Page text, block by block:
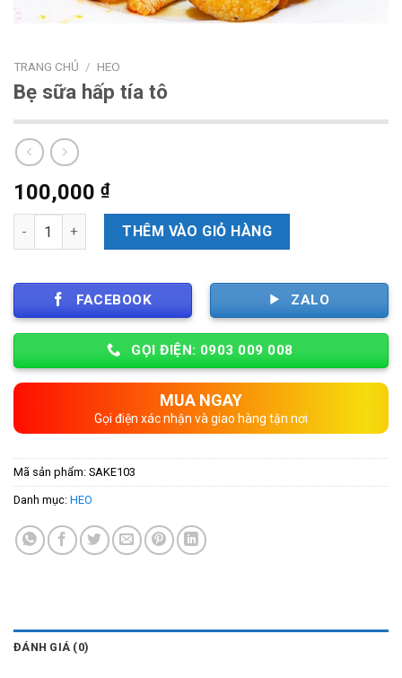
TRANG CHỦ / HEO
Bẹ sữa hấp tía tô
100,000 ₫
Số lượng THÊM VÀO GIỎ HÀNG
FACEBOOK ZALO
GỌI ĐIỆN: 0903 009 008
MUA NGAY
Gọi điện xác nhận và giao hàng tận nơi
Mã sản phẩm: SAKE103
Danh mục: HEO
ĐÁNH GIÁ (0)